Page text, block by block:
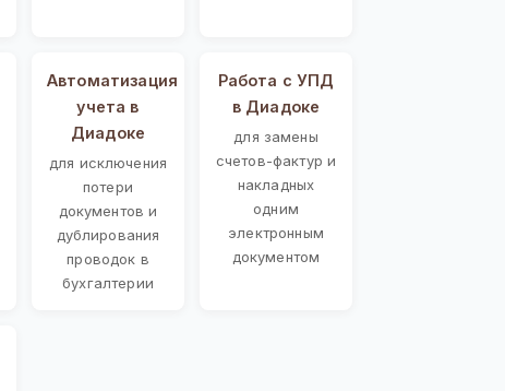
Автоматизация
учета в
Диадоке
для исключения
потери
документов и
дублирования
проводок в
бухгалтерии
Работа с УПД
в Диадоке
для замены
счетов-фактур и
накладных
одним
электронным
документом